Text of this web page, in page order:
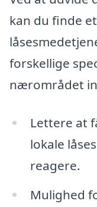
kan du finde
forskellige
nærområdet
Lettere at
lokale
reagere.
Mulighed